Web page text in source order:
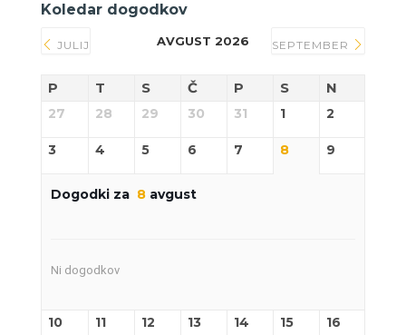
Koledar dogodkov
JULIJ AVGUST 2026 SEPTEMBER
P T S Č P S N
27 28 29 30 31 1 2
3 4 5 6 7 8 9
Dogodki za 8avgust
Ni dogodkov
10 11 12 13 14 15 16